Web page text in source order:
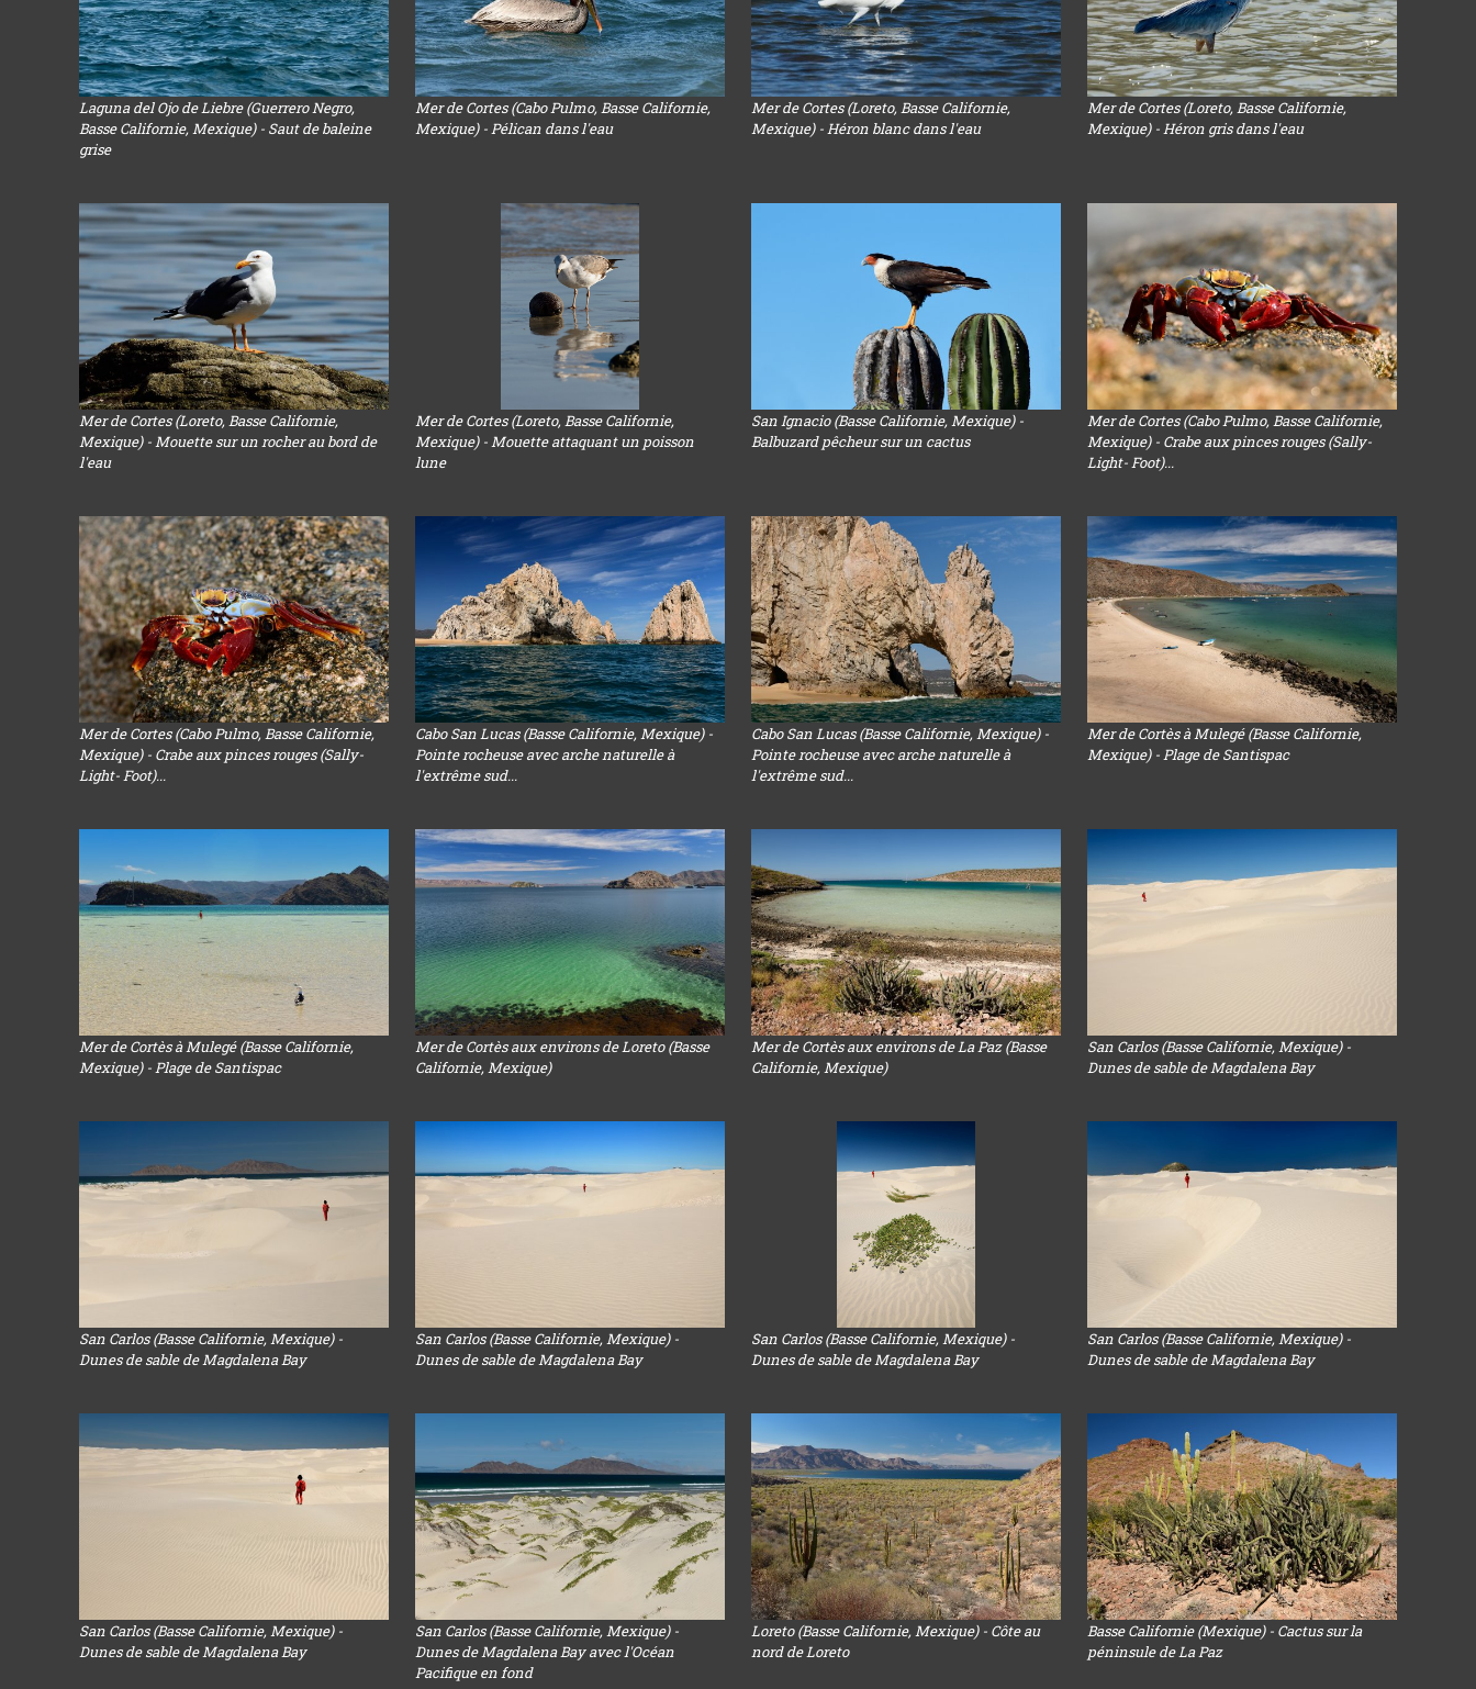
Laguna del Ojo de Liebre (Guerrero Negro,
Basse Californie, Mexique) - Saut de baleine
grise
Mer de Cortes (Cabo Pulmo, Basse Californie,
Mexique) - Pélican dans l'eau
Mer de Cortes (Loreto, Basse Californie,
Mexique) - Héron blanc dans l'eau
Mer de Cortes (Loreto, Basse Californie,
Mexique) - Héron gris dans l'eau
Mer de Cortes (Loreto, Basse Californie,
Mexique) - Mouette sur un rocher au bord de
l'eau
Mer de Cortes (Loreto, Basse Californie,
Mexique) - Mouette attaquant un poisson
lune
San Ignacio (Basse Californie, Mexique) -
Balbuzard pêcheur sur un cactus
Mer de Cortes (Cabo Pulmo, Basse Californie,
Mexique) - Crabe aux pinces rouges (Sally-
Light- Foot)...
Mer de Cortes (Cabo Pulmo, Basse Californie,
Mexique) - Crabe aux pinces rouges (Sally-
Light- Foot)...
Cabo San Lucas (Basse Californie, Mexique) -
Pointe rocheuse avec arche naturelle à
l'extrême sud...
Cabo San Lucas (Basse Californie, Mexique) -
Pointe rocheuse avec arche naturelle à
l'extrême sud...
Mer de Cortès à Mulegé (Basse Californie,
Mexique) - Plage de Santispac
Mer de Cortès à Mulegé (Basse Californie,
Mexique) - Plage de Santispac
Mer de Cortès aux environs de Loreto (Basse
Californie, Mexique)
Mer de Cortès aux environs de La Paz (Basse
Californie, Mexique)
San Carlos (Basse Californie, Mexique) -
Dunes de sable de Magdalena Bay
San Carlos (Basse Californie, Mexique) -
Dunes de sable de Magdalena Bay
San Carlos (Basse Californie, Mexique) -
Dunes de sable de Magdalena Bay
San Carlos (Basse Californie, Mexique) -
Dunes de sable de Magdalena Bay
San Carlos (Basse Californie, Mexique) -
Dunes de sable de Magdalena Bay
San Carlos (Basse Californie, Mexique) -
Dunes de sable de Magdalena Bay
San Carlos (Basse Californie, Mexique) -
Dunes de Magdalena Bay avec l'Océan
Pacifique en fond
Loreto (Basse Californie, Mexique) - Côte au
nord de Loreto
Basse Californie (Mexique) - Cactus sur la
péninsule de La Paz